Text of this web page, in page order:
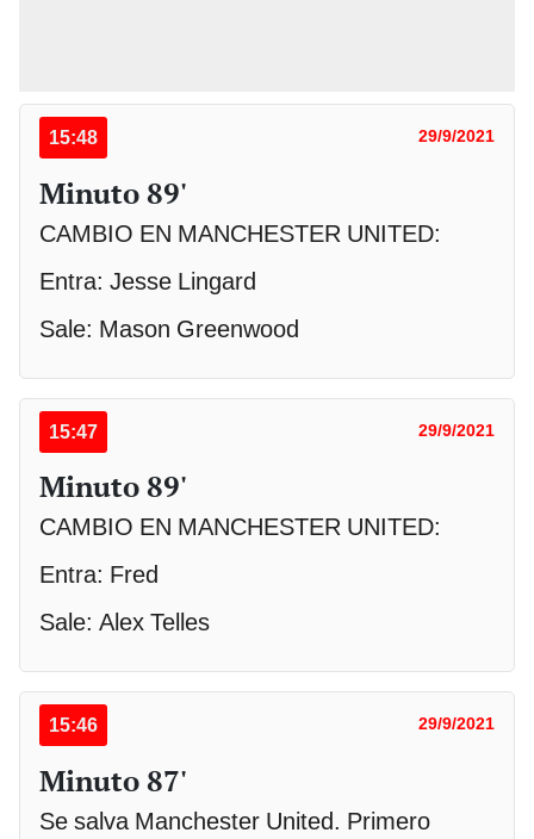
15:48 29/9/2021
Minuto 89'
CAMBIO EN MANCHESTER UNITED:
Entra: Jesse Lingard
Sale: Mason Greenwood
15:47 29/9/2021
Minuto 89'
CAMBIO EN MANCHESTER UNITED:
Entra: Fred
Sale: Alex Telles
15:46 29/9/2021
Minuto 87'
Se salva Manchester United. Primero